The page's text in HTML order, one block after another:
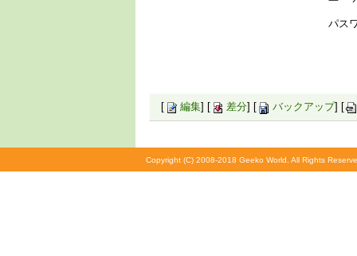
パス
[ 編集] [ 差分] [ バックアップ] [
Copyright (C) 2008-2018 Geeko World. All Rights